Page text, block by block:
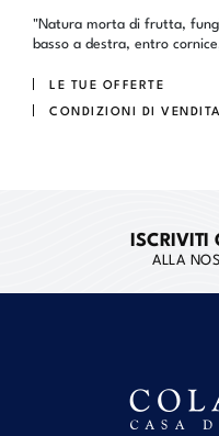
"Natura morta di frutta,
basso a destra, entro
LE TUE OFFERTE
CONDIZIONI DI VENDITA
ISCRIVITI
ALLA